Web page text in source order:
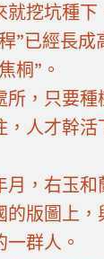
就挖坑種下
”已經長成
桐”。
，只要種
，人才幹活
，右玉和
的版圖上，
群人。